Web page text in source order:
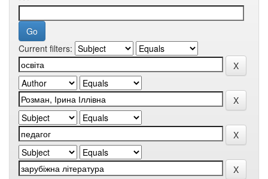
Current filters: